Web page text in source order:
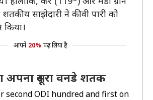
साझेदारी ने कीवी पारी को
आपने 20% पढ़ लिया है
अपना दूसरा वनडे शतक
second ODI hundred and first on